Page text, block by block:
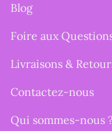
Blog
Foire aux
Livraisons &
Contactez-nous
Qui sommes-nous ?